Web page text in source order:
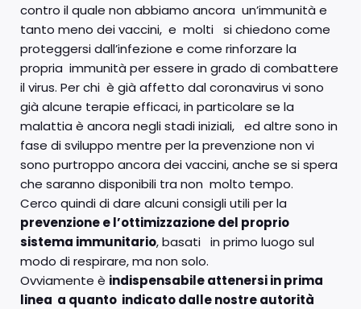
contro il quale non abbiamo ancora un’immunità e
tanto meno dei vaccini, e molti si chiedono come
proteggersi dall’infezione e come rinforzare la
propria immunità per essere in grado di combattere
il virus. Per chi è già affetto dal coronavirus vi sono
già alcune terapie efficaci, in particolare se la
malattia è ancora negli stadi iniziali, ed altre sono in
fase di sviluppo mentre per la prevenzione non vi
sono purtroppo ancora dei vaccini, anche se si spera
che saranno disponibili tra non molto tempo.
Cerco quindi di dare alcuni consigli utili per la
prevenzione e l’ottimizzazione del proprio
sistema immunitario, basati in primo luogo sul
modo di respirare, ma non solo.
Ovviamente è indispensabile attenersi in prima
linea a quanto indicato dalle nostre autorità